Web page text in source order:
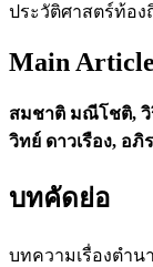
ประวัติศาสตร์ท้อ
Main
สมชาติ มณีโชติ, วิ
วิทย์ ดาวเรือง, อภิ
บทคัดย่อ
บทความเรื่องตำ